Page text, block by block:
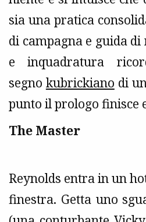
sia una pratica
di campagna e guida
e inquadratura
segno kubrickiano di
punto il prologo finisce
The Master
Reynolds entra in un
finestra. Getta uno